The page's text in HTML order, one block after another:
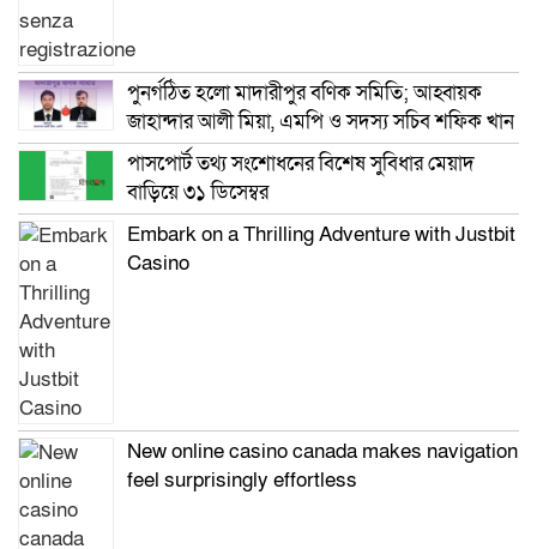
পুনর্গঠিত হলো মাদারীপুর বণিক সমিতি; আহ্বায়ক
জাহান্দার আলী মিয়া, এমপি ও সদস্য সচিব শফিক খান
পাসপোর্ট তথ্য সংশোধনের বিশেষ সুবিধার মেয়াদ
বাড়িয়ে ৩১ ডিসেম্বর
Embark on a Thrilling Adventure with Justbit
Casino
New online casino canada makes navigation
feel surprisingly effortless